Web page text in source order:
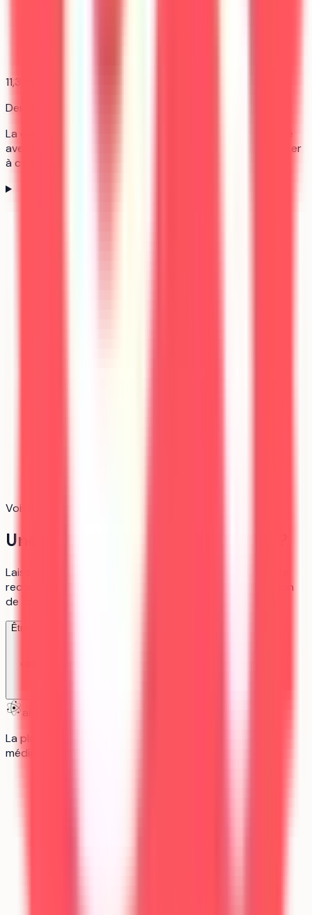
11,3
Demandée
La concurrence est réelle sans être écrasante. Compare
avec les autres formations de ta liste plutôt que de te fier
à ce seul chiffre.
Voir le détail du calcul
Une question sur cette formation ?
Laisse tes coordonnées, un membre de notre équipe te
recontacte pour en discuter, c'est gratuit, sans création
de compte.
Être recontacté
aiduka
La plateforme n°1 des lycéens : orientation, révisions,
média.